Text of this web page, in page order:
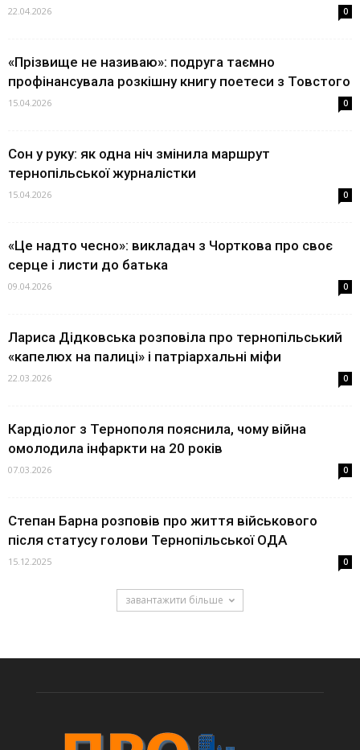
22.04.2026 0
«Прізвище не називаю»: подруга таємно
профінансувала розкішну книгу поетеси з Товстого
15.04.2026 0
Сон у руку: як одна ніч змінила маршрут
тернопільської журналістки
15.04.2026 0
«Це надто чесно»: викладач з Чорткова про своє
серце і листи до батька
09.04.2026 0
Лариса Дідковська розповіла про тернопільський
«капелюх на палиці» і патріархальні міфи
22.03.2026 0
Кардіолог з Тернополя пояснила, чому війна
омолодила інфаркти на 20 років
07.03.2026 0
Степан Барна розповів про життя військового
після статусу голови Тернопільської ОДА
15.12.2025 0
завантажити більше